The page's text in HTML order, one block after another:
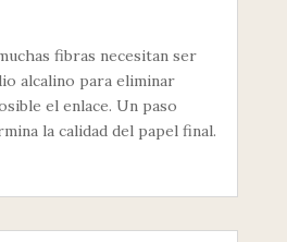
fibras necesitan ser
alcalino para eliminar
el enlace. Un paso
la calidad del papel final.